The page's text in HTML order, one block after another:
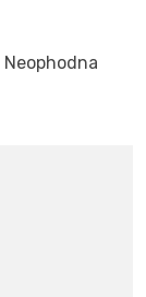
Neophodna